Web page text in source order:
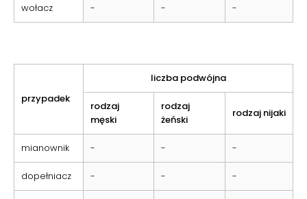
wołacz - - -
przypadek
liczba podwójna
rodzaj
męski
rodzaj
żeński
rodzaj nijaki
mianownik - - -
dopełniacz - - -